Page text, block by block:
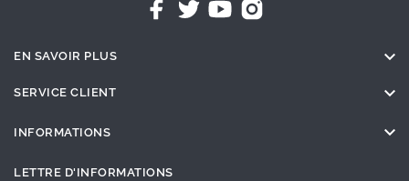
EN SAVOIR PLUS 
SERVICE CLIENT 
INFORMATIONS 
LETTRE D'INFORMATIONS